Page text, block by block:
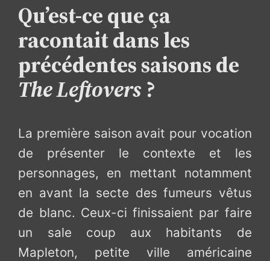
Qu’est-ce que ça
racontait dans les
précédentes saisons de
The Leftovers ?
La première saison avait pour vocation
de présenter le contexte et les
personnages, en mettant notamment
en avant la secte des fumeurs vêtus
de blanc. Ceux-ci finissaient par faire
un sale coup aux habitants de
Mapleton, petite ville américaine